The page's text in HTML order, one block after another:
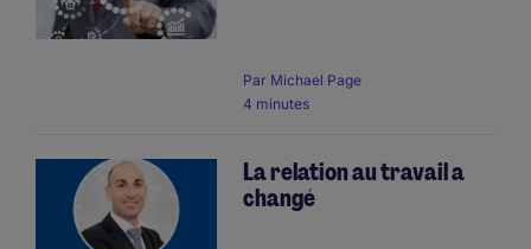
Par Michael Page
4 minutes
La relation au travail a
changé